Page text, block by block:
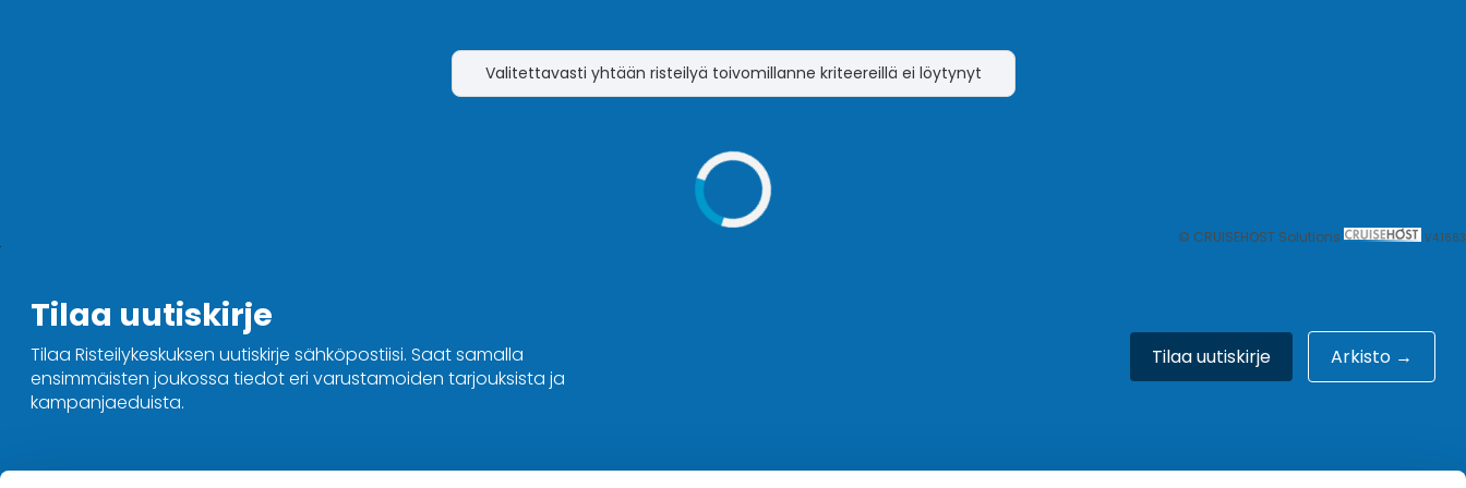
Valitettavasti yhtään risteilyä toivomillanne kriteereillä ei löytynyt
© CRUISEHOST Solutions V4.1663
Tilaa uutiskirje
Tilaa Risteilykeskuksen uutiskirje sähköpostiisi. Saat samalla
ensimmäisten joukossa tiedot eri varustamoiden tarjouksista ja
kampanjaeduista.
Tilaa uutiskirje Arkisto →
Ota yhteyttä Hyvä tietää Meistä